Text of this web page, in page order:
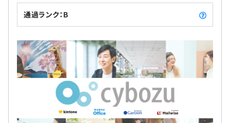
通過ランク：B